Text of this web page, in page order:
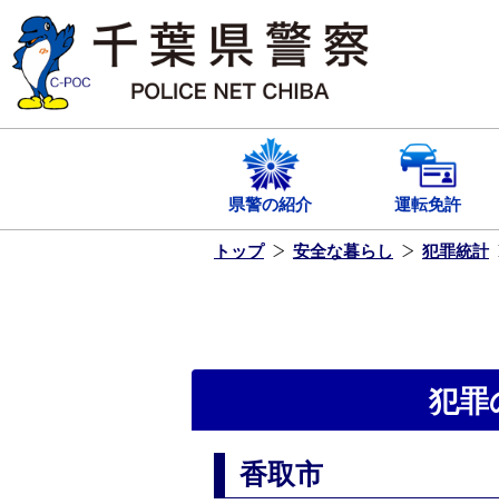
ス
キ
ま
県警の紹介 運転免許
トップ 安全な暮らし 犯罪統計
犯罪
香取市